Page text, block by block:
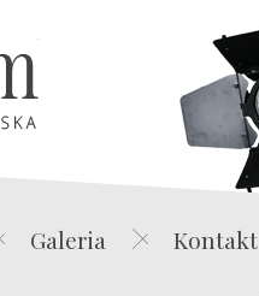
Edwin Film Agencja Aktorska
Galeria Kontakt